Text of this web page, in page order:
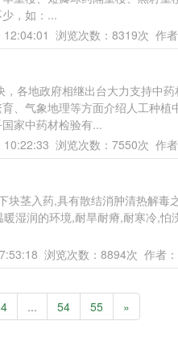
，如：...
12:04:01 浏览次数：8319次 作
各地政府相继出台大力支持中
、气象地理等方面介绍人工种植
家中药材检验有...
10:22:33 浏览次数：7550次 作
块茎入药,具有散结消肿清热解毒
湿润的环境,耐旱耐瘠,耐寒冷,怕
浏览次数：8894次 作者
... 54 55 »